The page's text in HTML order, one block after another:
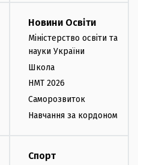
Новини Освіти
Міністерство освіти та
науки України
Школа
НМТ 2026
Саморозвиток
Навчання за кордоном
Спорт